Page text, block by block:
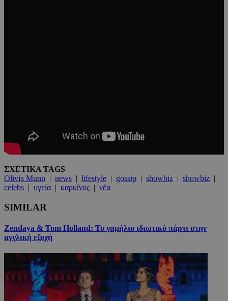
ΣΧΕΤΙΚΑ TAGS
Olivia Munn | news | lifestyle | gossip | showbiz | showbiz |
celebs | υγεία | καρκίνος | νέα
SIMILAR
Zendaya & Tom Holland: Το γαμήλιο ιδιωτικό πάρτι στην
αγγλική εξοχή